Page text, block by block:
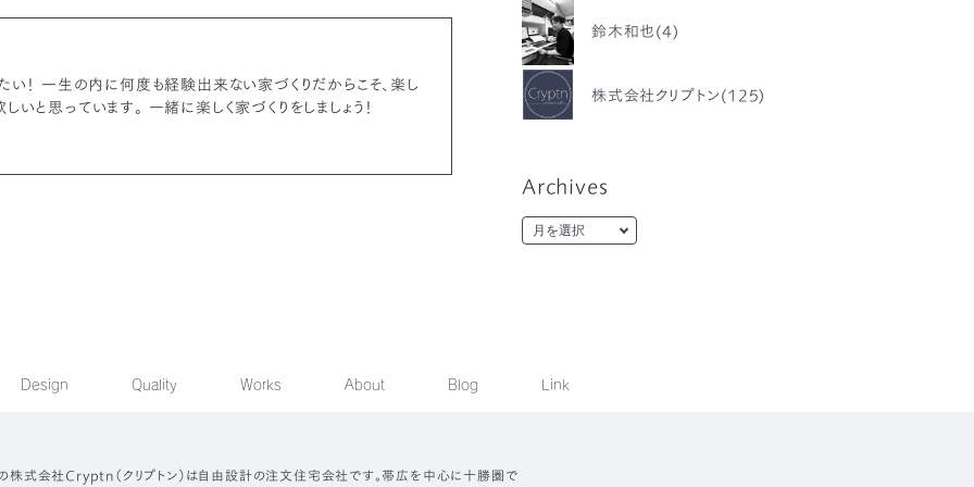
い！ 一生の内に何度も経験出来ない家づくりだからこそ、楽し
と思っています。 一緒に楽しく家づくりをしましょう！
鈴木和也(4)
株式会社クリプトン(125)
Archives
Design Quality Works About Blog Link
株式会社Cryptn（クリプトン）は自由設計の注文住宅会社です。帯広を中心に十勝圏で